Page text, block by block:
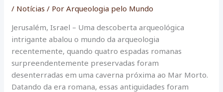
/ Notícias / PorArqueologia pelo Mundo
Jerusalém, Israel – Uma descoberta arqueológica
intrigante abalou o mundo da arqueologia
recentemente, quando quatro espadas romanas
surpreendentemente preservadas foram
desenterradas em uma caverna próxima ao Mar Morto.
Datando da era romana, essas antiguidades foram